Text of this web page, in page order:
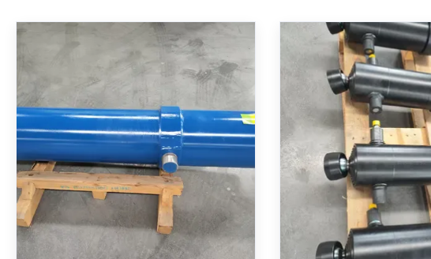
Telescopic Hydraulic Cylinder
Dengan Tekanan Nominal 250
Bar Hard Chrome Plated Dan
MT4 Trunnion Mounting
Silinder hidrolik teleskopik multi-tahap
dengan dudukan trunnion MT4.
Dilengkapi desain bersarang yang presisi
untuk langkah panjang dari panjang yang
ringkas, kepadatan gaya tinggi untuk
pengangkatan tugas berat, pelapisan
Dapatkan Harga Terbaik
Silinder Hidraulik
Dengan Tekanan
Bar Dan Tekanan
Untuk Aplikasi
Sesuai dengan
Silinder Teleskopik Lengan
Angkat: Sesuai ISO
tekanan
lubang/batang/langkah
Dilengkapi batang krom
induksi, bantalan kerja
Dapatkan Harga